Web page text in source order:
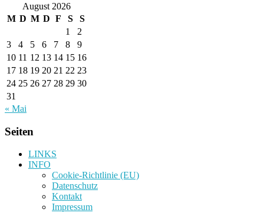
August 2026
M D M D F S
S
1
2
3
4 5 6 7 8
9
10 11 12 13 14 15 16
17 18 19 20 21 22 23
24 25 26 27 28 29 30
31
« Mai
Seiten
LINKS
INFO
Cookie-Richtlinie (EU)
Datenschutz
Kontakt
Impressum